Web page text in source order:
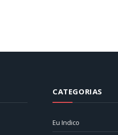
CATEGORIAS
Eu Indico